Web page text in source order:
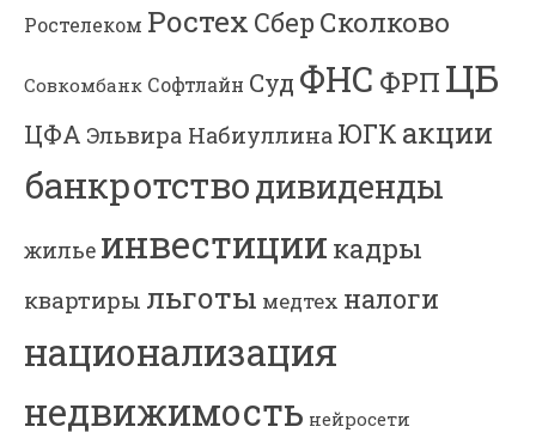
Ростелеком Ростех Сбер Сколково
Совкомбанк Софтлайн Суд ФНС ФРП ЦБ
ЦФА Эльвира Набиуллина ЮГК акции
банкротстводивиденды
жилье инвестиции кадры
квартиры льготы медтех налоги
национализация
недвижимость нейросети